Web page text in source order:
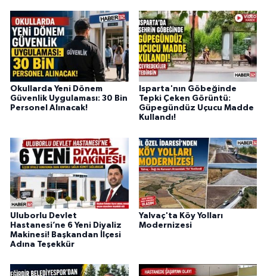
Okullarda Yeni Dönem
Güvenlik Uygulaması: 30 Bin
Personel Alınacak!
Isparta'nın Göbeğinde
Tepki Çeken Görüntü:
Güpegündüz Uçucu Madde
Kullandı!
Uluborlu Devlet
Hastanesi’ne 6 Yeni Diyaliz
Makinesi! Başkandan İlçesi
Adına Teşekkür
Yalvaç'ta Köy Yolları
Modernizesi